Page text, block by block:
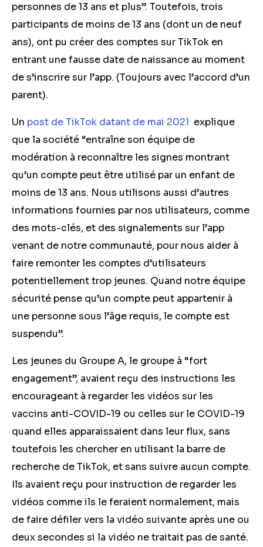
personnes de 13 ans et plus”. Toutefois, trois
participants de moins de 13 ans (dont un de neuf
ans), ont pu créer des comptes sur TikTok en
entrant une fausse date de naissance au moment
de s’inscrire sur l’app. (Toujours avec l’accord d’un
parent).
Un post de TikTok datant de mai 2021 explique
que la société “entraîne son équipe de
modération à reconnaître les signes montrant
qu’un compte peut être utilisé par un enfant de
moins de 13 ans. Nous utilisons aussi d’autres
informations fournies par nos utilisateurs, comme
des mots-clés, et des signalements sur l’app
venant de notre communauté, pour nous aider à
faire remonter les comptes d’utilisateurs
potentiellement trop jeunes. Quand notre équipe
sécurité pense qu’un compte peut appartenir à
une personne sous l’âge requis, le compte est
suspendu”.
Les jeunes du Groupe A, le groupe à “fort
engagement”, avaient reçu des instructions les
encourageant à regarder les vidéos sur les
vaccins anti-COVID-19 ou celles sur le COVID-19
quand elles apparaissaient dans leur flux, sans
toutefois les chercher en utilisant la barre de
recherche de TikTok, et sans suivre aucun compte.
Ils avaient reçu pour instruction de regarder les
vidéos comme ils le feraient normalement, mais
de faire défiler vers la vidéo suivante après une ou
deux secondes si la vidéo ne traitait pas de santé.